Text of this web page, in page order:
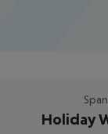
Holiday